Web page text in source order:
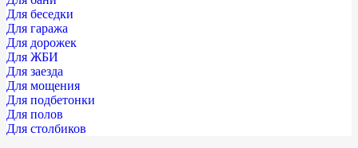
Для беседки
Для гаража
Для дорожек
Для ЖБИ
Для заезда
Для мощения
Для подбетонки
Для полов
Для столбиков